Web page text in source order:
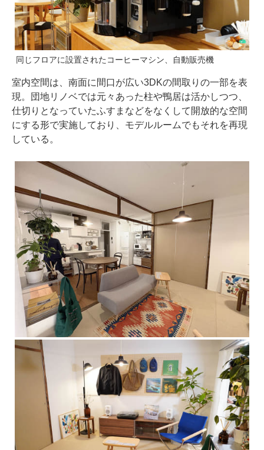
同じフロアに設置されたコーヒーマシン、自動販売機
室内空間は、南面に間口が広い3DKの間取りの一部を表
現。団地リノベでは元々あった柱や鴨居は活かしつつ、
仕切りとなっていたふすまなどをなくして開放的な空間
にする形で実施しており、モデルルームでもそれを再現
している。